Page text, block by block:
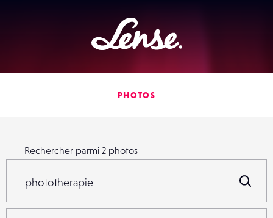
Lense
PHOTOS
Rechercher parmi 2 photos